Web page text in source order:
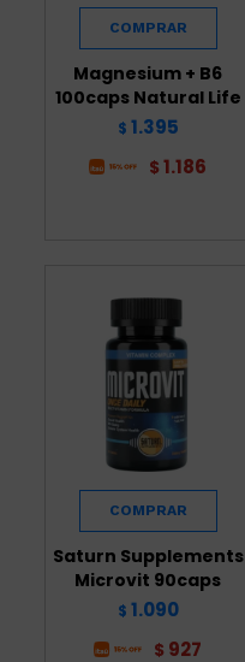
Magnesium + B6
100caps Natural Life
$ 1.395
$ 1.186
Saturn Supplements
Microvit 90caps
$ 1.090
$ 927